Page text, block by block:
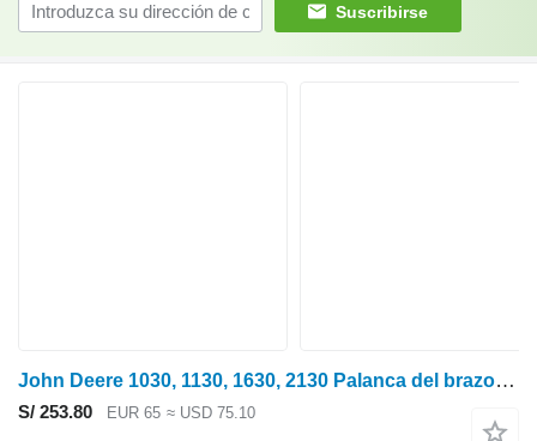
Suscribirse
John Deere 1030, 1130, 1630, 2130 Palanca del brazo del cigüeñal del eje de balancín, varilla T21474, F2 para tractor de ruedas
S/ 253.80 EUR 65 ≈ USD 75.10